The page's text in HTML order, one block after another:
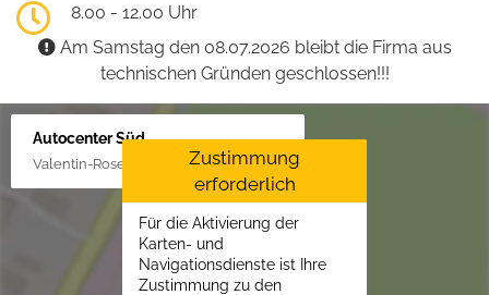
8.00 - 12.00 Uhr
Am Samstag den 08.07.2026 bleibt die Firma aus
technischen Gründen geschlossen!!!
Autocenter Süd
Valentin-Rose-Str. 3, 16816 Neuruppin
Zustimmung
erforderlich
Für die Aktivierung der
Karten- und
Navigationsdienste ist Ihre
Zustimmung zu den